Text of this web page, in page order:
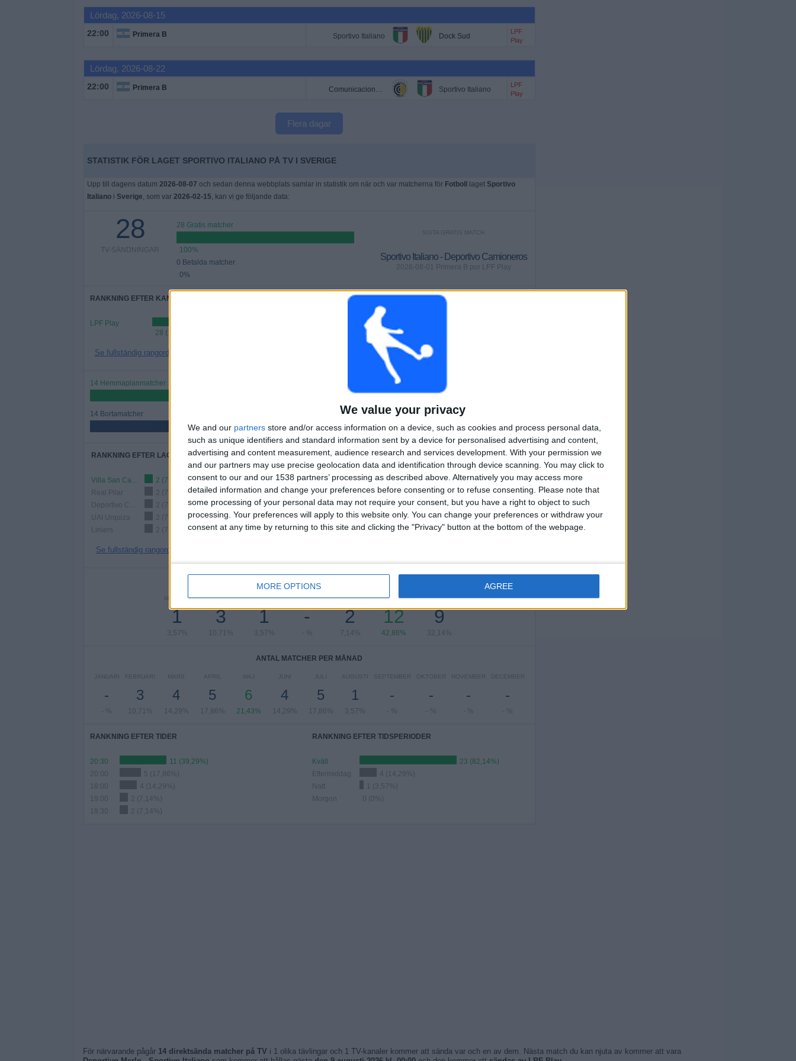
We value your privacy
We and our partners store and/or access information on a device, such as cookies and process personal data,
such as unique identifiers and standard information sent by a device for personalised advertising and content,
advertising and content measurement, audience research and services development. With your permission we
and our partners may use precise geolocation data and identification through device scanning. You may click to
consent to our and our 1538 partners’ processing as described above. Alternatively you may access more
detailed information and change your preferences before consenting or to refuse consenting.
Please note that
some processing of your personal data may not require your consent, but you have a right to object to such
processing. Your preferences will apply to this website only. You can change your preferences or withdraw your
consent at any time by returning to this site and clicking the "Privacy" button at the bottom of the webpage.
MORE OPTIONS AGREE
Lördag, 2026-08-15
22:00 Primera B Sportivo Italiano Dock Sud
LPF
Play
Lördag, 2026-08-22
22:00 Primera B Comunicaciones BsAs Sportivo Italiano
LPF
Play
Flera dagar
STATISTIK FÖR LAGET SPORTIVO ITALIANO PÅ TV I SVERIGE
Upp till dagens datum 2026-08-07 och sedan denna webbplats samlar in statistik om när och var matcherna för Fotboll laget Sportivo
Italianoi Sverige, som var 2026-02-15, kan vi ge följande data:
28
TV-SÄNDNINGAR
28 Gratis matcher
100%
0 Betalda matcher
0%
SISTA GRATIS MATCH
Sportivo Italiano - Deportivo Camioneros
2026-08-01 Primera B por LPF Play
RANKNING EFTER KANALER
LPF Play
28 (100%)
Se fullständig rangordning
UTAN GRATIS
MATCH
MATCHER
KONTINUERLIGT
BETALD
14 Hemmaplanmatcher
14 Bortamatcher
50%
MOTSTÅNDARE
MAXIMALT
2
VS Villa San
Carlos
1
TÄVLINGAR
RANKNING EFTER LAG
Villa San Carlos
2 (7,14%)
Real Pilar
2 (7,14%)
2 (7,14%)
UAI Urquiza
2 (7,14%)
Liniers
2 (7,14%)
Se fullständig rangordning
RANKNING EFTER TÄVLINGAR
Primera B 28 (100%)
Se fullständig rangordning
MÅNDAG
1
3,57%
TISDAG
3
10,71%
ONSDAG
1
3,57%
TORSDAG
-
- %
FREDAG
2
7,14%
LÖRDAG
12
42,86%
SÖNDAG
9
32,14%
ANTAL MATCHER PER MÅNAD
JANUARI
-
- %
FEBRUARI
3
10,71%
MARS
4
14,29%
APRIL
5
17,86%
MAJ
6
21,43%
JUNI
4
14,29%
JULI
5
17,86%
AUGUSTI
1
3,57%
SEPTEMBER
-
- %
OKTOBER
-
- %
NOVEMBER
-
- %
DECEMBER
-
- %
RANKNING EFTER TIDER
20:30
11 (39,29%)
20:00
5 (17,86%)
18:00
4 (14,29%)
19:00
2 (7,14%)
19:30
2 (7,14%)
RANKNING EFTER TIDSPERIODER
Kväll
23 (82,14%)
Eftermiddag
4 (14,29%)
Natt
1 (3,57%)
Morgon
0 (0%)
För närvarande pågår 14 direktsända matcher på TV i 1 olika tävlingar och 1 TV-kanaler kommer att sända var och en av dem. Nästa match du kan njuta av kommer att vara